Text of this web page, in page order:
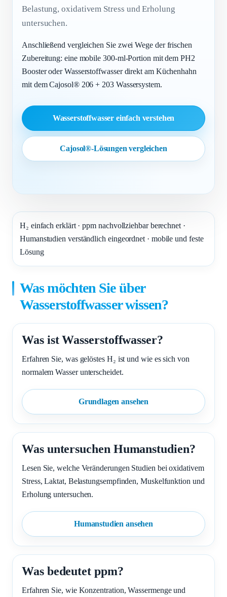
Belastung, oxidativem Stress und Erholung
untersuchen.
Anschließend vergleichen Sie zwei Wege der frischen
Zubereitung: eine mobile 300-ml-Portion mit dem PH2
Booster oder Wasserstoffwasser direkt am Küchenhahn
mit dem Cajosol® 206 + 203 Wassersystem.
Wasserstoffwasser einfach verstehen
Cajosol®-Lösungen vergleichen
H₂ einfach erklärt · ppm nachvollziehbar berechnet ·
Humanstudien verständlich eingeordnet · mobile und feste
Lösung
Was möchten Sie über
Wasserstoffwasser wissen?
Was ist Wasserstoffwasser?
Erfahren Sie, was gelöstes H₂ ist und wie es sich von
normalem Wasser unterscheidet.
Grundlagen ansehen
Was untersuchen Humanstudien?
Lesen Sie, welche Veränderungen Studien bei oxidativem
Stress, Laktat, Belastungsempfinden, Muskelfunktion und
Erholung untersuchen.
Humanstudien ansehen
Was bedeutet ppm?
Erfahren Sie, wie Konzentration, Wassermenge und